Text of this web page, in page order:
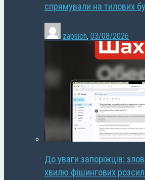
спрямували на тилових
zapsich, 03/08/2026
До уваги запоріжців:
хвилю фішингових